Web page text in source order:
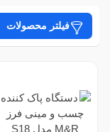
فیلتر محصولات